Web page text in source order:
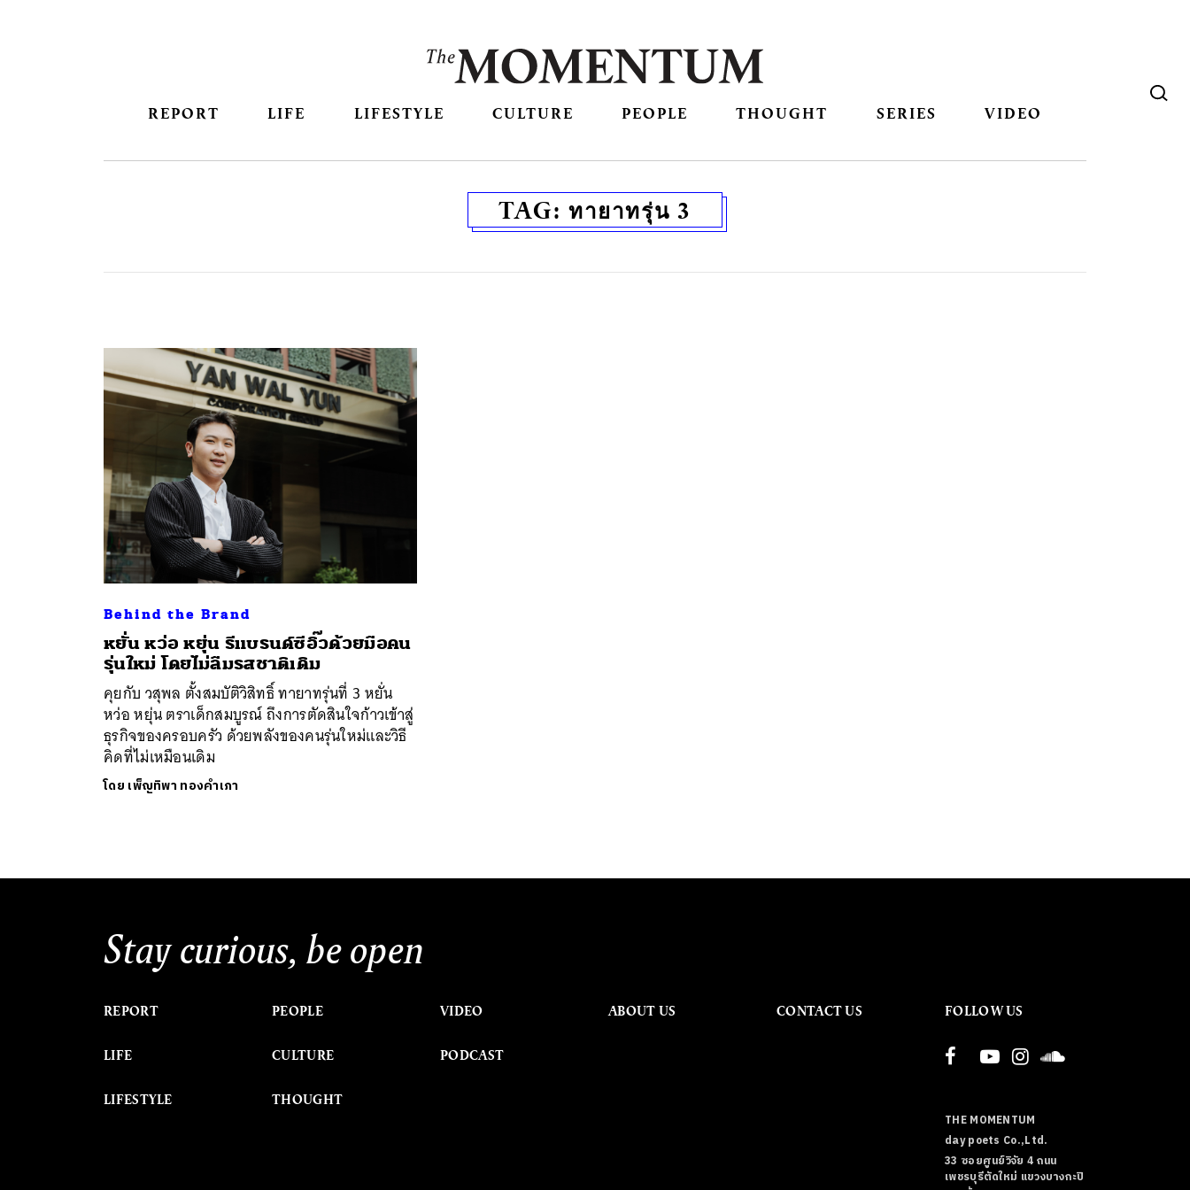
REPORT LIFE LIFESTYLE CULTURE PEOPLE THOUGHT SERIES VIDEO
TAG: ทายาทรุ่น 3
Behind the Brand
หยั่น หว่อ หยุ่น รีแบรนด์ซีอิ๊วด้วยมือคน
รุ่นใหม่ โดยไม่ลืมรสชาติเดิม
คุยกับ วสุพล ตั้งสมบัติวิสิทธิ์ ทายาทรุ่นที่ 3 หยั่น
หว่อ หยุ่น ตราเด็กสมบูรณ์ ถึงการตัดสินใจก้าวเข้าสู่
ธุรกิจของครอบครัว ด้วยพลังของคนรุ่นใหม่และวิธี
คิดที่ไม่เหมือนเดิม
โดย เพ็ญทิพา ทองคำเภา
Stay curious, be open
REPORT
LIFE
LIFESTYLE
PEOPLE
CULTURE
THOUGHT
VIDEO
PODCAST
ABOUT US CONTACT US FOLLOW US
THE MOMENTUM
day poets Co.,Ltd.
33 ซอยศูนย์วิจัย 4 ถนน
เพชรบุรีตัดใหม่ แขวงบางกะปิ